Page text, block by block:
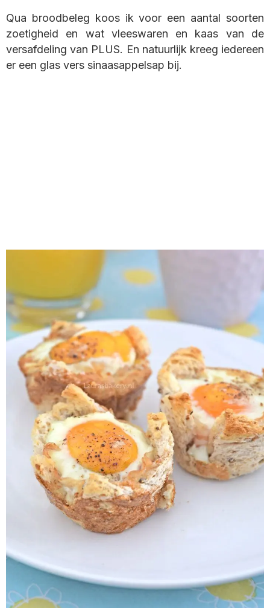
Qua broodbeleg koos ik voor een aantal soorten
zoetigheid en wat vleeswaren en kaas van de
versafdeling van PLUS. En natuurlijk kreeg iedereen
er een glas vers sinaasappelsap bij.